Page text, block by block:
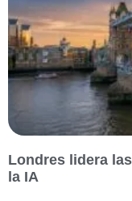
Londres lidera
la IA